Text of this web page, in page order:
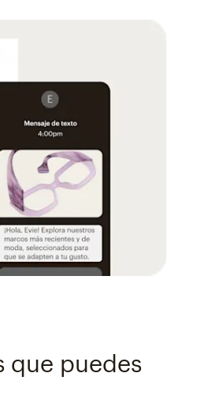
que puedes